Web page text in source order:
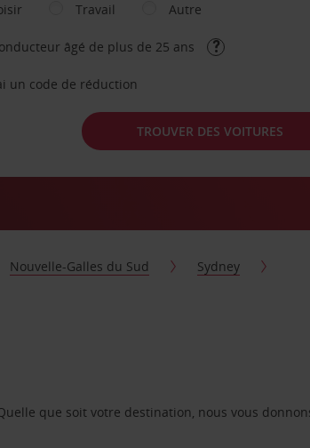
Travail Autre
âgé de plus de 25 ans
un code de réduction
TROUVER DES VOITURES
Nouvelle-Galles du Sud
Sydney
que soit votre destination, nous vous